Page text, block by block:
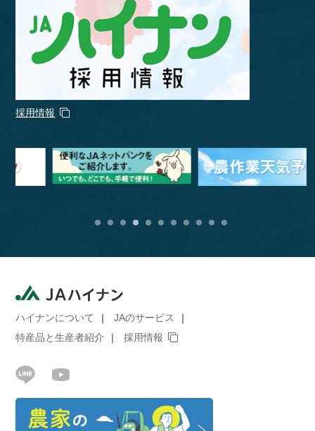
採用情報
ハイナンについて
JAのサービス
特産品と生産者紹介
採用情報